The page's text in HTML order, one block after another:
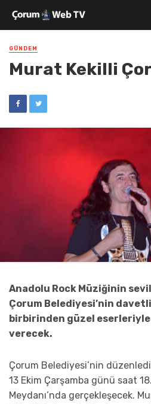
GÜNDEM
Murat Kekilli
Anadolu Rock Müziğinin
Çorum Belediyesi’nin
birbirinden güzel eserleriyle
verecek.
Çorum Belediyesi’nin
13 Ekim Çarşamba günü saat
Meydanı’nda gerçekleşecek.